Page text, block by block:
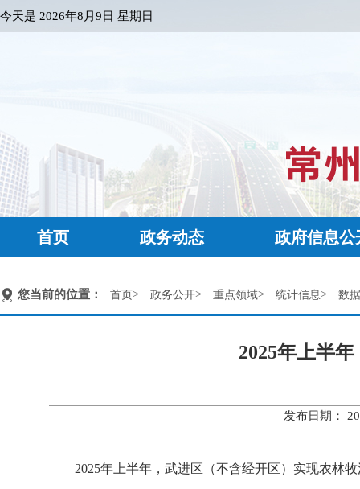
今天是 2026年8月9日 星期日
首页 政务动态 政府信息公
您当前的位置： 首页> 政务公开> 重点领域> 统计信息> 数
2025年上半
发布日期：
2025年上半年，武进区（不含经开区）实现农林